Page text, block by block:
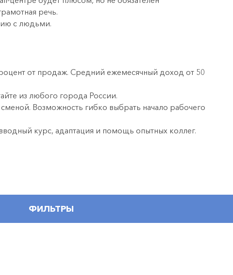
речь.
с людьми.
от продаж. Средний ежемесячный доход от 50
из любого города России.
Возможность гибко выбрать начало рабочего
курс, адаптация и помощь опытных коллег.
ФИЛЬТРЫ